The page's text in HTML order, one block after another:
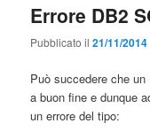
Errore DB2
Pubblicato il21/11/2014
Può succedere che
a buon fine e dunque
un errore del tipo: